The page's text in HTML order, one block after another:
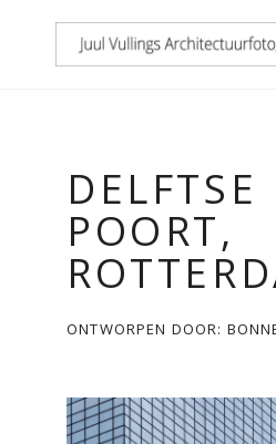
DELFTSE
POORT,
ONTWORPEN DOOR: